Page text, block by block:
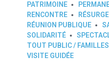
PATRIMOINE
RENCONTRE
RÉUNION PUBLIQUE
SOLIDARITÉ
TOUT PUBLIC / FAMILLES
VISITE GUIDÉE